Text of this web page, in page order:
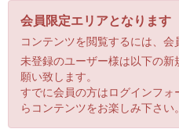
会員限定エリアとなります
コンテンツを閲覧するには、会
未登録のユーザー様は以下の
願い致します。
すでに会員の方はログインフ
らコンテンツをお楽しみ下さい。